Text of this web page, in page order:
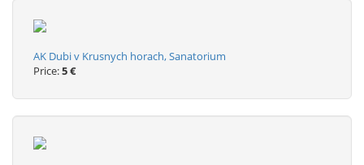
AK Dubi v Krusnych horach, Sanatorium
Price:5 €